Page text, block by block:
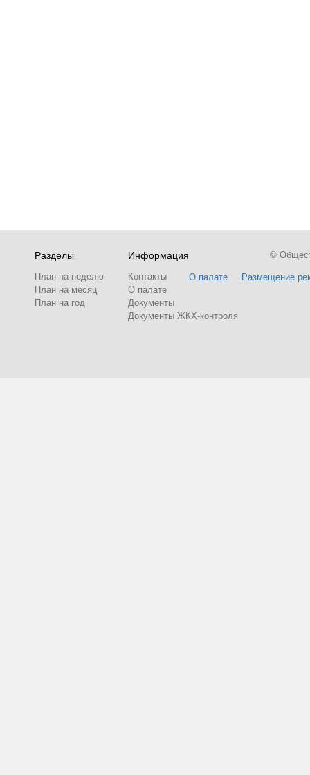
Разделы
План на неделю
План на месяц
План на год
Информация
Контакты
О палате
Документы
Документы ЖКХ-контроля
О палате Размещение
©